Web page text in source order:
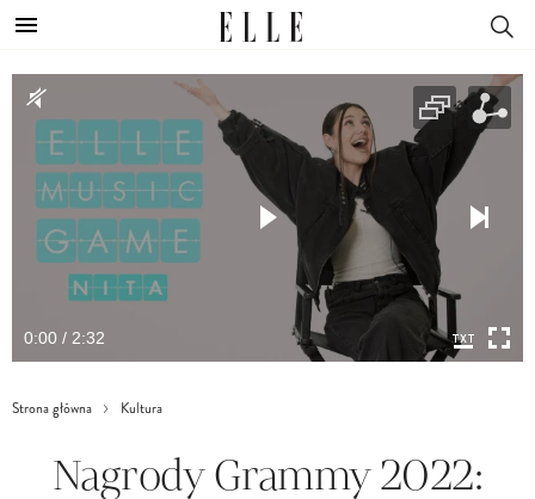
0:00 / 2:32
Strona główna Kultura
Nagrody Grammy 2022: